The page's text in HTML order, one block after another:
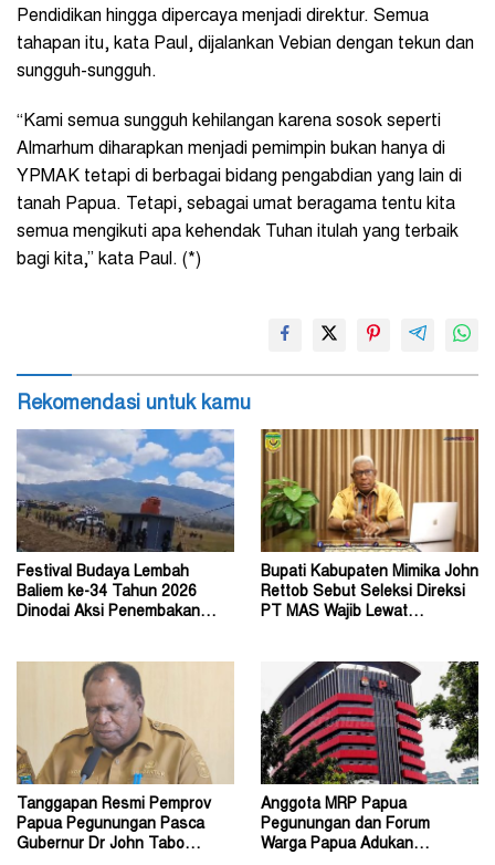
Pendidikan hingga dipercaya menjadi direktur. Semua
tahapan itu, kata Paul, dijalankan Vebian dengan tekun dan
sungguh-sungguh.
“Kami semua sungguh kehilangan karena sosok seperti
Almarhum diharapkan menjadi pemimpin bukan hanya di
YPMAK tetapi di berbagai bidang pengabdian yang lain di
tanah Papua. Tetapi, sebagai umat beragama tentu kita
semua mengikuti apa kehendak Tuhan itulah yang terbaik
bagi kita,” kata Paul. (*)
Rekomendasi untuk kamu
Festival Budaya Lembah
Baliem ke-34 Tahun 2026
Dinodai Aksi Penembakan
Bupati Kabupaten Mimika John
Rettob Sebut Seleksi Direksi
PT MAS Wajib Lewat
Tanggapan Resmi Pemprov
Papua Pegunungan Pasca
Gubernur Dr John Tabo
Anggota MRP Papua
Pegunungan dan Forum
Warga Papua Adukan